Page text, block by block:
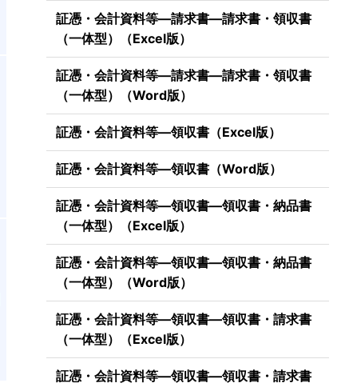
証憑・会計資料等―請求書―請求書・領収書
（一体型）（Excel版）
証憑・会計資料等―請求書―請求書・領収書
（一体型）（Word版）
証憑・会計資料等―領収書（Excel版）
証憑・会計資料等―領収書（Word版）
証憑・会計資料等―領収書―領収書・納品書
（一体型）（Excel版）
証憑・会計資料等―領収書―領収書・納品書
（一体型）（Word版）
証憑・会計資料等―領収書―領収書・請求書
（一体型）（Excel版）
証憑・会計資料等―領収書―領収書・請求書